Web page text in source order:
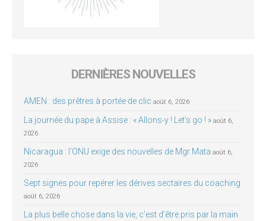
DERNIÈRES NOUVELLES
AMEN : des prêtres à portée de clic août 6, 2026
La journée du pape à Assise : « Allons-y ! Let’s go ! » août 6,
2026
Nicaragua : l’ONU exige des nouvelles de Mgr Mata août 6,
2026
Sept signes pour repérer les dérives sectaires du coaching
août 6, 2026
La plus belle chose dans la vie, c’est d’être pris par la main